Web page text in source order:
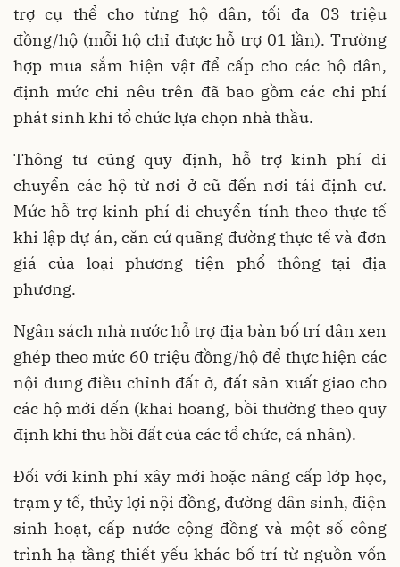
trợ cụ thể cho từng hộ dân, tối đa 03 triệu
đồng/hộ (mỗi hộ chỉ được hỗ trợ 01 lần). Trường
hợp mua sắm hiện vật để cấp cho các hộ dân,
định mức chi nêu trên đã bao gồm các chi phí
phát sinh khi tổ chức lựa chọn nhà thầu.
Thông tư cũng quy định, hỗ trợ kinh phí di
chuyển các hộ từ nơi ở cũ đến nơi tái định cư.
Mức hỗ trợ kinh phí di chuyển tính theo thực tế
khi lập dự án, căn cứ quãng đường thực tế và đơn
giá của loại phương tiện phổ thông tại địa
phương.
Ngân sách nhà nước hỗ trợ địa bàn bố trí dân xen
ghép theo mức 60 triệu đồng/hộ để thực hiện các
nội dung điều chỉnh đất ở, đất sản xuất giao cho
các hộ mới đến (khai hoang, bồi thường theo quy
định khi thu hồi đất của các tổ chức, cá nhân).
Đối với kinh phí xây mới hoặc nâng cấp lớp học,
trạm y tế, thủy lợi nội đồng, đường dân sinh, điện
sinh hoạt, cấp nước cộng đồng và một số công
trình hạ tầng thiết yếu khác bố trí từ nguồn vốn